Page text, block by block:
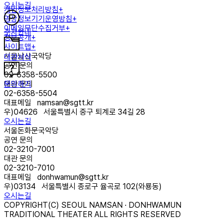
오시는길
주차안내
대관서식
문의하기
개인정보처리방침+
영상정보기기운영방침+
이메일무단수집거부+
정보공개+
사이트맵+
서울남산국악당
공연 문의
02-6358-5500
대관 문의
02-6358-5504
대표메일 namsan@sgtt.kr
우)04626
서울특별시 중구 퇴계로 34길 28
오시는길
서울돈화문국악당
공연 문의
02-3210-7001
대관 문의
02-3210-7010
대표메일 donhwamun@sgtt.kr
우)03134
서울특별시 종로구 율곡로 102(와룡동)
오시는길
COPYRIGHT(C) SEOUL NAMSAN · DONHWAMUN
TRADITIONAL THEATER ALL RIGHTS RESERVED